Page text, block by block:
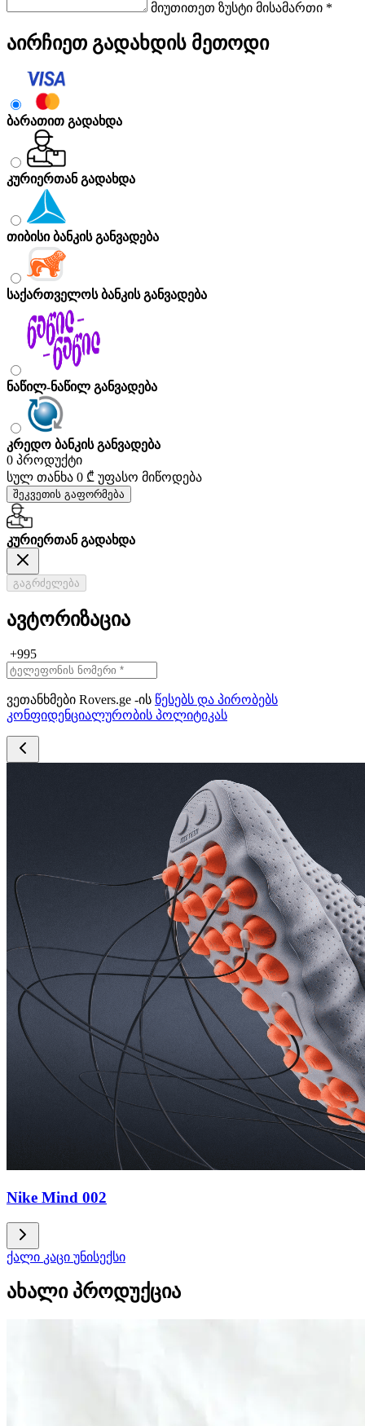
მიუთითეთ ზუსტი მისამართი *
აირჩიეთ გადახდის მეთოდი
ბარათით გადახდა
კურიერთან გადახდა
თიბისი ბანკის განვადება
საქართველოს ბანკის განვადება
ნაწილ-ნაწილ განვადება
კრედო ბანკის განვადება
0 პროდუქტი
სულ თანხა 0 ₾ უფასო მიწოდება
შეკვეთის გაფორმება
კურიერთან გადახდა
გაგრძელება
ავტორიზაცია
+995
ვეთანხმები Rovers.ge -ის წესებს და პირობებს
კონფიდენციალურობის პოლიტიკას
Nike Mind 002
ქალი კაცი უნისექსი
ახალი პროდუქცია